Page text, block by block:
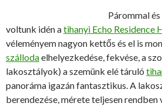
Párommal
voltunk idén atihanyi Echo Residence
véleményem nagyon kettős és el is
szállodaelhelyezkedése, fekvése, a
lakosztályok) a szemünk elé táruló
panoráma igazán fantasztikus. A
berendezése, mérete teljesen rendben